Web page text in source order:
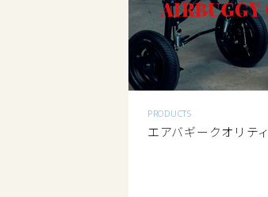
PRODUCTS
エアバギークオリティ